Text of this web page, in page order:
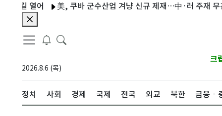
美, 쿠바 군수산업 겨냥 신규 제재…中·러 주재 무관도 포함
2026.8.6 (목)
크
정치 사회 경제 국제 전국 외교 북한 금융ㆍ